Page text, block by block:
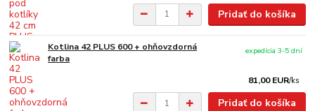
Pridať do košíka
Kotlina 42 PLUS 600 + ohňovzdorná
farba
81,00 EUR/ks
expedícia 3-5 dní
Pridať do košíka